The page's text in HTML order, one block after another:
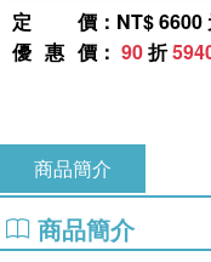
定價 ：NT$ 6600
優惠價 ： 90折
商品簡介
商品簡介